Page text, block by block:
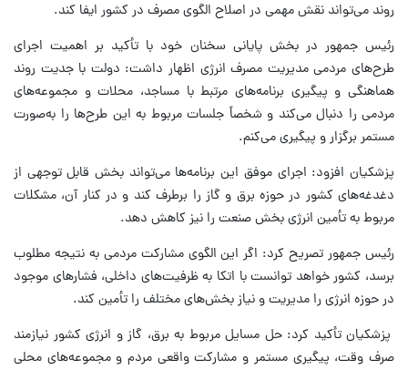
روند می‌تواند نقش مهمی در اصلاح الگوی مصرف در کشور ایفا کند.
رئیس جمهور در بخش پایانی سخنان خود با تأکید بر اهمیت اجرای
طرح‌های مردمی مدیریت مصرف انرژی اظهار داشت: دولت با جدیت روند
هماهنگی و پیگیری برنامه‌های مرتبط با مساجد، محلات و مجموعه‌های
مردمی را دنبال می‌کند و شخصاً جلسات مربوط به این طرح‌ها را به‌صورت
مستمر برگزار و پیگیری می‌کنم.
پزشکیان افزود: اجرای موفق این برنامه‌ها می‌تواند بخش قابل توجهی از
دغدغه‌های کشور در حوزه برق و گاز را برطرف کند و در کنار آن، مشکلات
مربوط به تأمین انرژی بخش صنعت را نیز کاهش دهد.
رئیس جمهور تصریح کرد: اگر این الگوی مشارکت مردمی به نتیجه مطلوب
برسد، کشور خواهد توانست با اتکا به ظرفیت‌های داخلی، فشارهای موجود
در حوزه انرژی را مدیریت و نیاز بخش‌های مختلف را تأمین کند.
پزشکیان تأکید کرد: حل مسایل مربوط به برق، گاز و انرژی کشور نیازمند
صرف وقت، پیگیری مستمر و مشارکت واقعی مردم و مجموعه‌های محلی